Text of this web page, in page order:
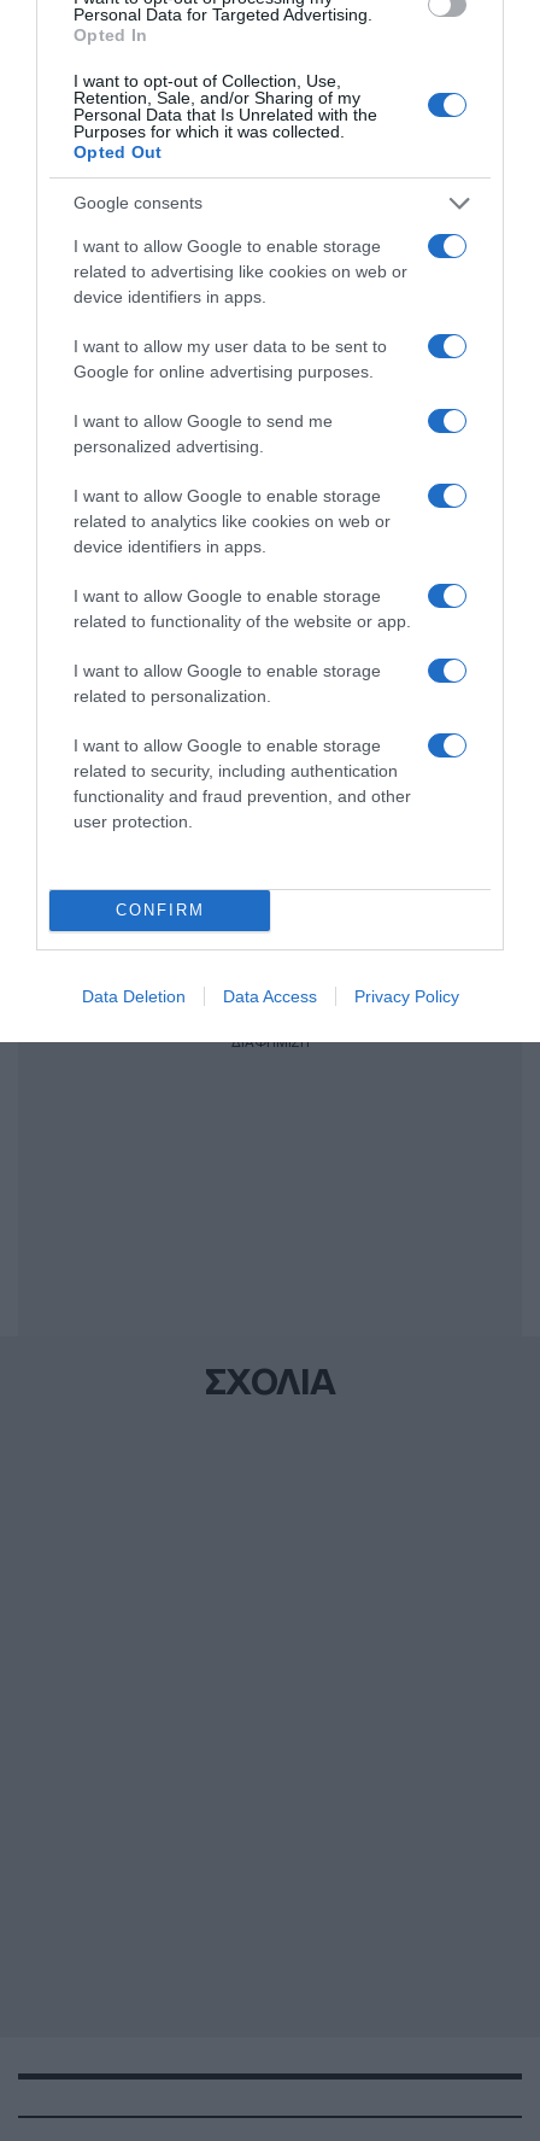
Personal Data for Targeted Advertising.
Opted In
I want to opt-out of Collection, Use,
Retention, Sale, and/or Sharing of my
Personal Data that Is Unrelated with the
Purposes for which it was collected.
Opted Out
Google consents
I want to allow Google to enable storage
related to advertising like cookies on web or
device identifiers in apps.
I want to allow my user data to be sent to
Google for online advertising purposes.
I want to allow Google to send me
personalized advertising.
I want to allow Google to enable storage
related to analytics like cookies on web or
device identifiers in apps.
I want to allow Google to enable storage
related to functionality of the website or app.
I want to allow Google to enable storage
related to personalization.
I want to allow Google to enable storage
related to security, including authentication
functionality and fraud prevention, and other
user protection.
CONFIRM
Data Deletion Data Access Privacy Policy
Θερμοκρασία: Από 21 έως 31 με 32 βαθμούς
Κελσίου.
πηγή στην Google
Ειδήσεις σήμερα
Δείτε τις προσπάθειες χελώνας να
γεννήσει σε παραλία της Ρόδου – Η
Τροχαίο στον Κηφισό – Καθυστερήσεις
Μητσοτάκης: “Η ενίσχυση της
παραγωγικής βάσης στρατηγική
προτεραιότητα για μία πιο ανταγωνιστική,
εξωστρεφή και ανθεκτική ελληνική
“Ελευθέριος Βενιζέλος”: Συνελήφθη
κλαδέματος
Ακολούθησε το debater.gr στο
Share Tweet
ΚΑΙΡΟΣ ΚΑΙΡΟΣ ΣΗΜΕΡΑ
ΔΙΑΦΗΜΙΣΗ
ΣΧΟΛΙΑ